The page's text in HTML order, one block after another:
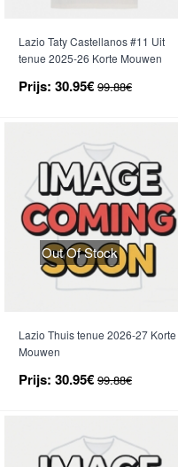
Lazio Taty Castellanos #11 Uit
tenue 2025-26 Korte Mouwen
Prijs: 30.95€ 99.88€
Out Of Stock
Lazio Thuis tenue 2026-27 Korte
Mouwen
Prijs: 30.95€ 99.88€